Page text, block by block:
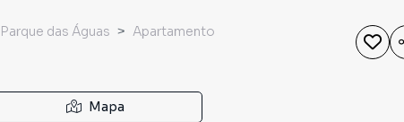
Parque das Águas
Apartamento
Mapa